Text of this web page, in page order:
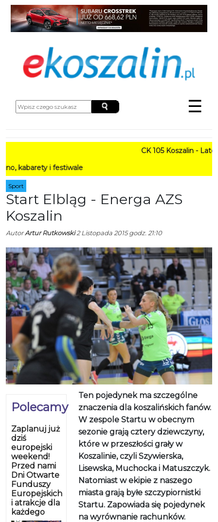
☰
CK 105 Koszalin - Lato w
i festiwale
Sport
Start Elbląg - Energa AZS
Koszalin
AutorArtur Rutkowski2 Listopada 2015 godz. 21:10
Polecamy
Zaplanuj już
dziś
europejski
weekend!
Przed nami
Dni Otwarte
Funduszy
Europejskich
i atrakcje dla
każdego
Ten pojedynek ma szczególne
znaczenia dla koszalińskich fanów.
W zespole Startu w obecnym
sezonie grają cztery dziewczyny,
które w przeszłości grały w
Koszalinie, czyli Szywierska,
Lisewska, Muchocka i Matuszczyk.
Natomiast w ekipie z naszego
miasta grają byłe szczypiornistki
Startu. Zapowiada się pojedynek
na wyrównanie rachunków.